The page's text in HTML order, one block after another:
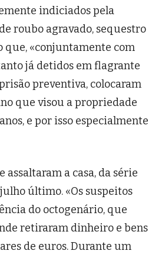
indiciados pela
roubo agravado, sequestro
«conjuntamente com
já detidos em flagrante
preventiva, colocaram
que visou a propriedade
e por isso especialmente
a casa, da série
último. «Os suspeitos
do octogenário, que
retiraram dinheiro e bens
de euros. Durante um